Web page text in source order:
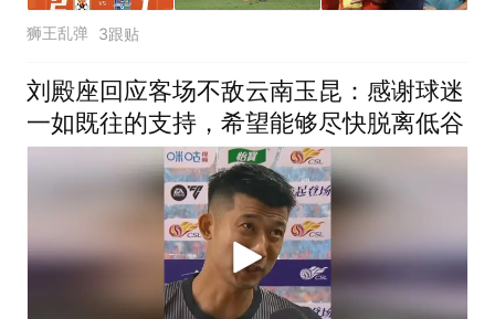
狮王乱弹 3跟贴
刘殿座回应客场不敌云南玉昆：感谢球迷
一如既往的支持，希望能够尽快脱离低谷